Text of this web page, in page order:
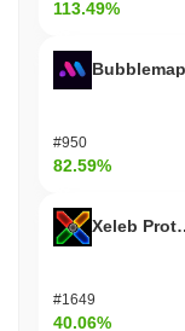
oferuje narzędzia
(dApps), które
blockchain.
umożliwiając
rzecz biorąc,
platformę
113.49%
#950
82.59%
Xeleb
#1649
40.06%